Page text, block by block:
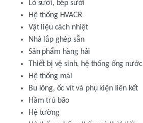
Lò sưởi, bếp sưởi
Hệ thống HVACR
Vật liệu cách nhiệt
Nhà lắp ghép sẵn
Sản phẩm hàng hải
Thiết bị vệ sinh, hệ thống ống nước
Hệ thống mái
Bu lông, ốc vít và phụ kiện liên kết
Hầm trú bão
Hệ tường